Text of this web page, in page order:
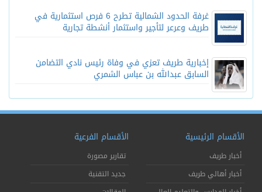
غرفة الحدود الشمالية تطرح 6 فرص استثمارية في
طريف وعرعر لتأجير واستثمار أنشطة تجارية
إخبارية طريف تعزي في وفاة رئيس نادي التضامن
السابق عبدالله بن عباس الشمري
الأقسام الرئيسية
أخبار طريف
أخبار أهالي طريف
الأقسام الفرعية
تقارير مصورة
جديد التقنية